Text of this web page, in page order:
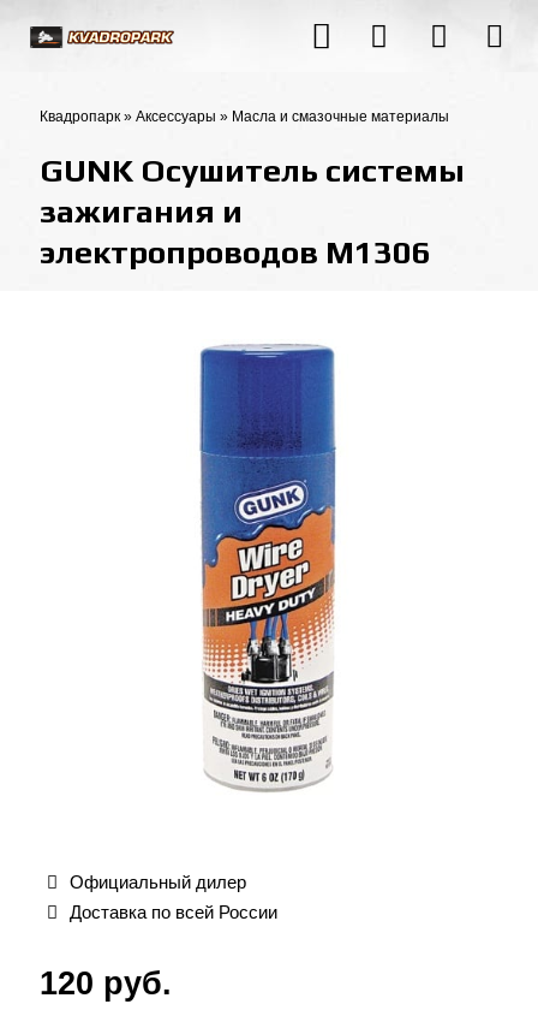
Квадропарк » Аксессуары » Масла и смазочные материалы
GUNK Осушитель системы
зажигания и
электропроводов M1306
Официальный дилер
Доставка по всей России
120 руб.